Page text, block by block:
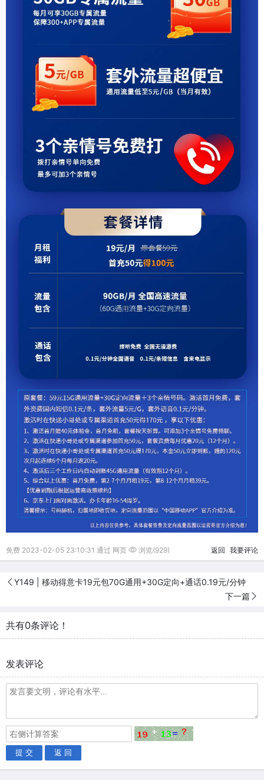
免费 2023-02-05 23:10:31 通过 网页 浏览(929) 返回 我要评论
Y149 | 移动得意卡19元包70G通用+30G定向+通话0.19元/分钟
下一篇
共有0条评论！
发表评论
提 交 返 回